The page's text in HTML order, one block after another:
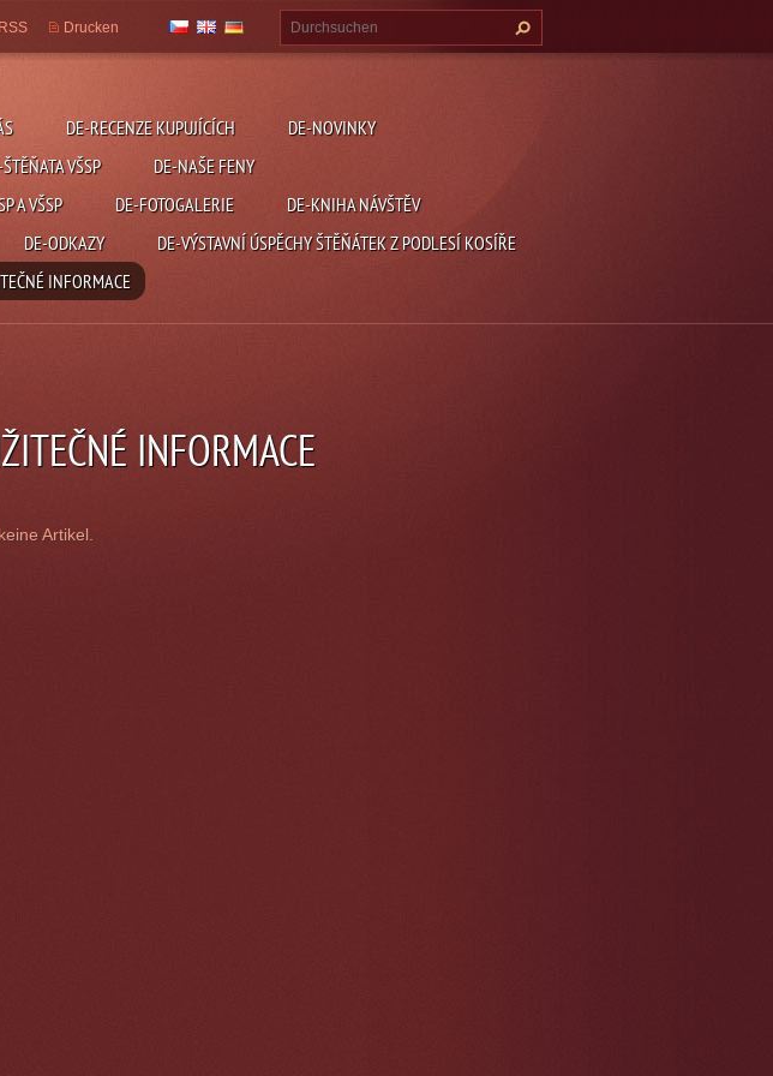
DE-RECENZE KUPUJÍCÍCH
DE-NOVINKY
VŠSP
DE-NAŠE FENY
A VŠSP
DE-FOTOGALERIE
DE-KNIHA NÁVŠTĚV
DE-ODKAZY
DE-VÝSTAVNÍ ÚSPĚCHY ŠTĚŇÁTEK Z PODLESÍ KOSÍŘE
INFORMACE
RSS Drucken
INFORMACE
Artikel.